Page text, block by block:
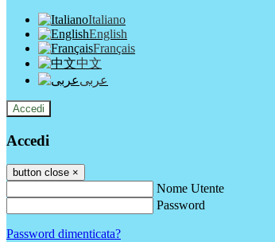
Italiano
English
Français
中文
عربى
Accedi
Accedi
button close ×
Nome Utente
Password
Password dimenticata?